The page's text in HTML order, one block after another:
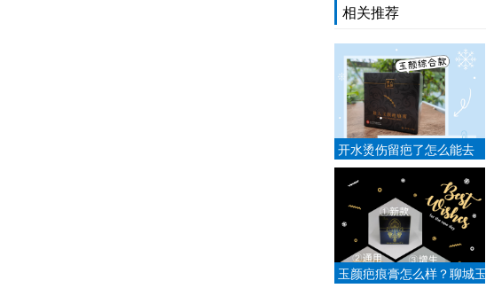
相关推荐
开水烫伤留疤了怎么能去
掉？
玉颜疤痕膏怎么样？聊城玉